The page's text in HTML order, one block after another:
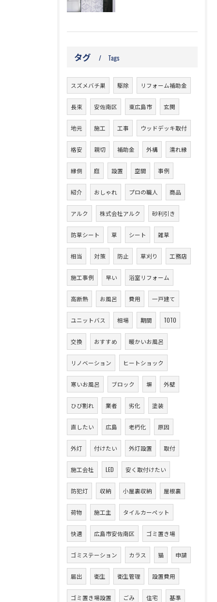
タグ Tags
スズメバチ巣 駆除 リフォーム補助金
長束 安佐南区 東広島市 玄関
地元 施工 工事 ウッドデッキ取付
格安 親切 補助金 外構 濡れ縁
縁側 庭 設置 空間 事例
紹介 おしゃれ プロの職人 商品
アルク 株式会社アルク 砂利引き
防草シート 草 シート 雑草
相当 対策 防止 草刈り 工務店
施工事例 早い 浴室リフォーム
高断熱 お風呂 費用 一戸建て
ユニットバス 相場 期間 TOTO
交換 おすすめ 暖かいお風呂
リノベーション ヒートショック
寒いお風呂 ブロック 塀 外壁
ひび割れ 業者 劣化 塗装
直したい 広島 老朽化 原因
外灯 付けたい 外灯設置 取付
施工会社 LED 安く取付けたい
防犯灯 収納 小屋裏収納 屋根裏
荷物 施工主 タイルカーペット
快適 広島市安佐南区 ゴミ置き場
ゴミステーション カラス 猫 申請
届出 衛生 衛生管理 設置費用
ゴミ置き場設置 ごみ 住宅 基準